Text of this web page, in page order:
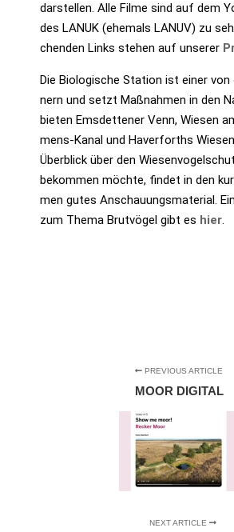
dar­stel­len. Alle Fil­me sind auf dem
des LANUK (ehe­mals LANUV) zu
chen­den Links ste­hen auf unse­rer
Die Bio­lo­gi­sche Sta­ti­on ist einer
nern und setzt Maß­nah­men in den
bie­ten Ems­det­te­ner Venn, Wie­sen
mens-Kanal und Haver­forths
Über­blick über den
bekom­men möch­te, fin­det in den
men gutes Anschau­ungs­ma­te­ri­al.
zum The­ma Brut­vö­gel gibt es hier.
PREVIOUS ARTICLE
MOOR DIGITAL
NEXT ARTICLE